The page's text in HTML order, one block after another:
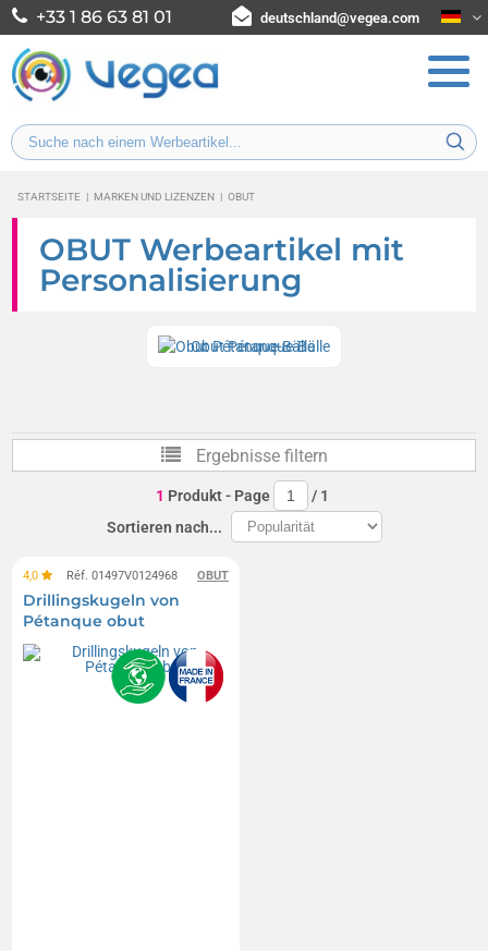
+33 1 86 63 81 01 deutschland@vegea.com
STARTSEITE | MARKEN UND LIZENZEN | OBUT
OBUT Werbeartikel mit
Personalisierung
Obut Pétanque-Bälle
Ergebnisse filtern
1 Produkt- Page / 1
Sortieren nach...
OBUT
4,0 Réf. 01497V0124968
Drillingskugeln von
Pétanque obut